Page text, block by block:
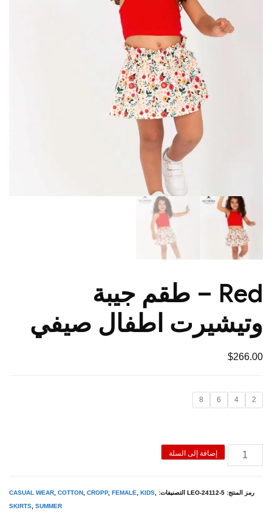
Red – طقم جيبة
وتيشيرت اطفال صيفي
$266.00
2
4
6
8
كمية
Red
إضافة إلى السلة
رمز المنتج: LEO-24112-5 التصنيفات: CASUAL WEAR, COTTON, CROPP, FEMALE, KIDS,
SKIRTS, SUMMER